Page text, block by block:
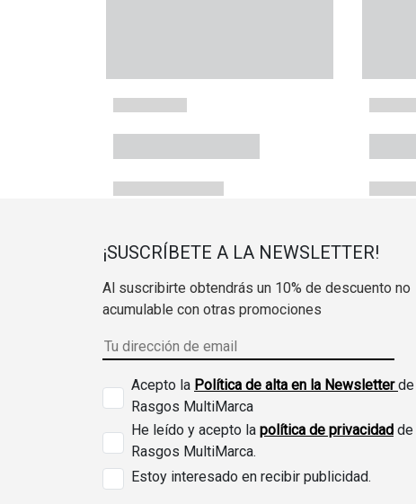
¡SUSCRÍBETE A LA NEWSLETTER!
Al suscribirte obtendrás un 10% de descuento no
acumulable con otras promociones
Acepto la Política de alta en la Newsletterde
Rasgos MultiMarca
He leído y acepto la política de privacidad de
Rasgos MultiMarca.
Estoy interesado en recibir publicidad.